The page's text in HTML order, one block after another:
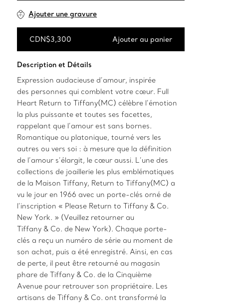
Ajouter une gravure
CDN$3,300 Ajouter au panier
Description et Détails
Expression audacieuse d’amour, inspirée
des personnes qui comblent votre cœur. Full
Heart Return to Tiffany(MC) célèbre l’émotion
la plus puissante et toutes ses facettes,
rappelant que l’amour est sans bornes.
Romantique ou platonique, tourné vers les
autres ou vers soi : à mesure que la définition
de l’amour s’élargit, le cœur aussi. L’une des
collections de joaillerie les plus emblématiques
de la Maison Tiffany, Return to Tiffany(MC) a
vu le jour en 1966 avec un porte-clés orné de
l’inscription « Please Return to Tiffany & Co.
New York. » (Veuillez retourner au
Tiffany & Co. de New York). Chaque porte-
clés a reçu un numéro de série au moment de
son achat, puis a été enregistré. Ainsi, en cas
de perte, il peut être retourné au magasin
phare de Tiffany & Co. de la Cinquième
Avenue pour retrouver son propriétaire. Les
artisans de Tiffany & Co. ont transformé la